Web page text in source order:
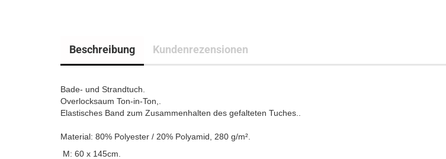
Beschreibung Kundenrezensionen
Bade- und Strandtuch.
Overlocksaum Ton-in-Ton,.
Elastisches Band zum Zusammenhalten des gefalteten Tuches..
Material: 80% Polyester / 20% Polyamid, 280 g/m².
M: 60 x 145cm.